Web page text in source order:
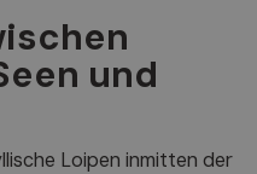
und
Loipen inmitten der